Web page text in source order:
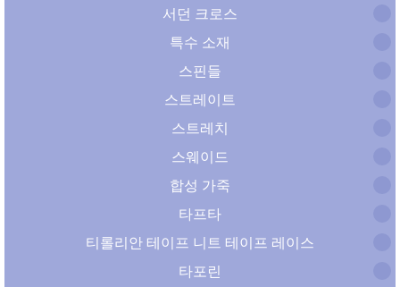
서던 크로스
특수 소재
스핀들
스트레이트
스트레치
스웨이드
합성 가죽
타프타
티롤리안 테이프 니트 테이프 레이스
타포린